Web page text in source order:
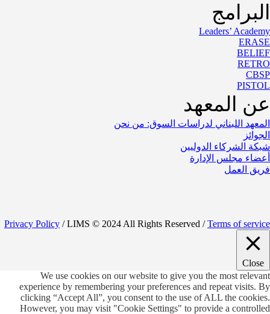
البرامج
Leaders’ Academy
ERASE
BELIEF
RETRO
CBSP
PISTOL
عن المعهد
المعهد اللبناني لدراسات السوق: من نحن
الجوائز
شبكة الشركاء الدوليين
أعضاء مجلس الإدارة
فريق العمل
Privacy Policy / LIMS © 2024 All Rights Reserved /Terms of service
We use cookies on our website to give you the most relevant
experience by remembering your preferences and repeat visits. By
clicking “Accept All”, you consent to the use of ALL the cookies.
However, you may visit "Cookie Settings" to provide a controlled
Close
Privacy Overview
This website uses cookies to improve your experience while you
navigate through the website. Out of these, the cookies that are
categorized as necessary are stored on your browser as they are